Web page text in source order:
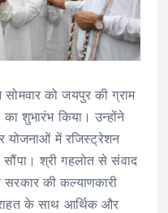
को जयपुर की ग्राम
का शुभारंभ किया। उन्होंने
योजनाओं में रजिस्ट्रेशन
सौंपा। श्री गहलोत से संवाद
सरकार की कल्याणकारी
के साथ आर्थिक और